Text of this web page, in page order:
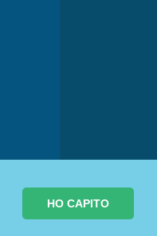
HO CAPITO